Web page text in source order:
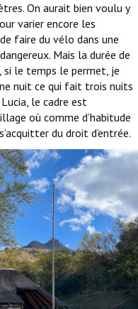
On aurait bien voulu y
varier encore les
faire du vélo dans une
Mais la durée de
le temps le permet, je
nuit ce qui fait trois nuits
le cadre est
où comme d’habitude
du droit d’entrée.